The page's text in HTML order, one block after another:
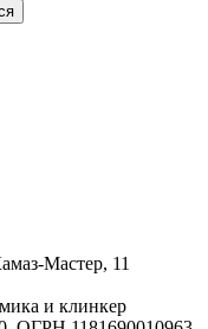
Мастер, 11
и клинкер